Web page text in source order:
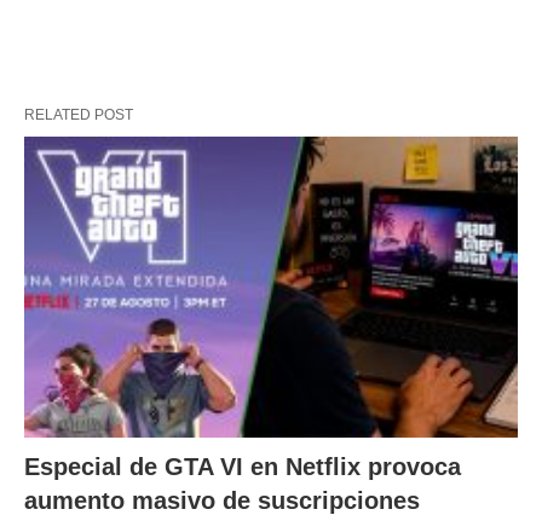
RELATED POST
Especial de GTA VI en Netflix provoca
aumento masivo de suscripciones